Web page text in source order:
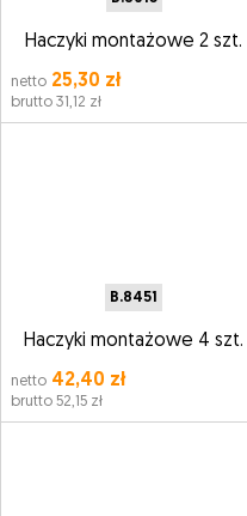
Haczyki montażowe 2 szt.
netto 25,30 zł
brutto 31,12 zł
B.8451
Haczyki montażowe 4 szt.
netto 42,40 zł
brutto 52,15 zł